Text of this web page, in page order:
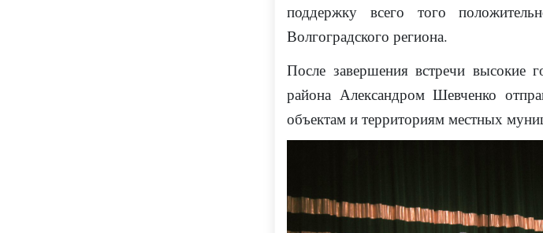
поддержку всего того
Волгоградского региона.
После завершения встречи высокие
района Александром Шевченко
объектам и территориям местных